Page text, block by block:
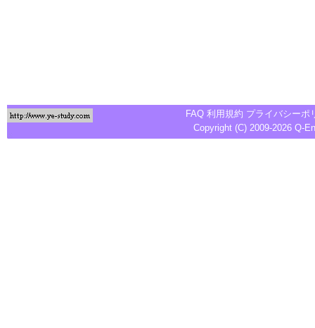
FAQ 利用規約 プライバシーポ
Copyright (C) 2009-2026 Q-